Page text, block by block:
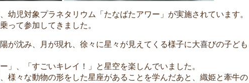
幼児対象プラネタリウム「たなばたアワー」が実施されています。
って参加してきました。
が沈み、月が現れ、徐々に星々が見えてくる様子に大喜びの子ども
」、「すごいキレイ！」と星空を楽しんでいました。
様々な動物の形をした星座があることを学んだあと、織姫と牽牛の